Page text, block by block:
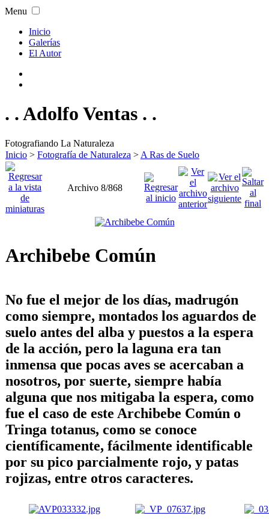
Menu
Inicio
Galerías
El Autor
. . Adolfo Ventas . .
Fotografiando La Naturaleza
Inicio > Fotografía de Naturaleza > A Ras de Suelo
Archivo 8/868
Archibebe Común
No fue el mejor de los días, madrugón
como siempre, montados los aguardos de
suelo antes del alba y puestos a la espera
de la acción, pero la laguna era tan
inmensa que pocas aves se acercaban a
nosotros, por suerte, siempre había
alguna que nos mitigaba la espera, como
fue el caso de este Archibebe Común o
Tringa totanus, como se conoce
científicamente, fácilmente identificable
por su pico parcialmente rojo, y patas
rojizas, entre otros caracteres.